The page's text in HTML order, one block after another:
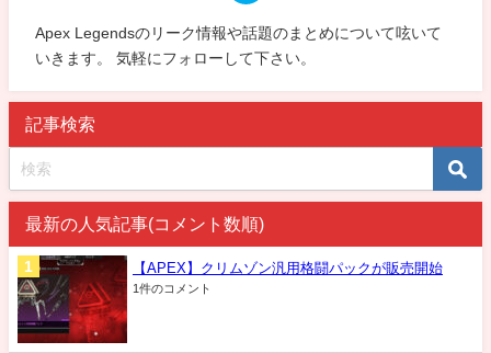
Apex Legendsのリーク情報や話題のまとめについて呟いて
いきます。 気軽にフォローして下さい。
記事検索
最新の人気記事(コメント数順)
【APEX】クリムゾン汎用格闘パックが販売開始
1件のコメント